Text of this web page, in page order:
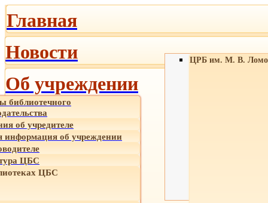
Главная
Новости
Об учреждении
библиотечного
об учредителе
об учреждении
ЦБС
ЦБС
ЦРБ им. М. В.